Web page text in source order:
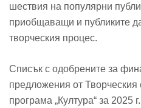
шествия на популярни
приобщаващи и публиките
творческия процес.
Списък с одобрените за
предложения от Творческия
програма „Култура“ за 2025